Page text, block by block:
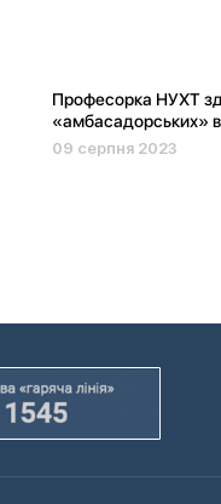
Професорка НУХТ
«амбасадорських»
09 серпня 2023